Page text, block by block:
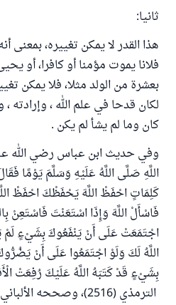
ثانيا:
هذا القدر لا يمكن تغييره، بمعنى
فلانا يموت مؤمنا أو كافرا، أو
بعشرة من الولد مثلا، فلا يمكن
لكان قدحا في علم الله ، وإرادته
كان وما لم يشأ لم يكن .
وفي حديث ابن عباس رضي الله
اللَّهِ صَلَّى اللَّهُ عَلَيْهِ وَسَلَّمَ يَوْمًا
كَلِمَاتٍ احْفَظْ اللَّهَ يَحْفَظْكَ احْفَظْ
فَاسْأَلْ اللَّهَ وَإِذَا اسْتَعَنْتَ فَاسْتَعِنْ
اجْتَمَعَتْ عَلَى أَنْ يَنْفَعُوكَ بِشَيْءٍ لَمْ
اللَّهُ لَكَ وَلَوْ اجْتَمَعُوا عَلَى أَنْ
بِشَيْءٍ قَدْ كَتَبَهُ اللَّهُ عَلَيْكَ رُفِعَتْ
الترمذي (2516)، وصححه الألباني في صحيح الترمذي.